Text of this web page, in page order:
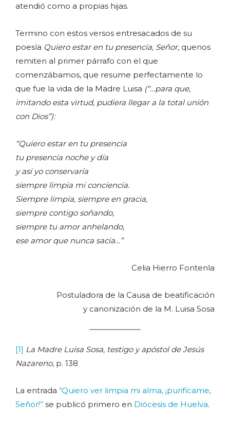
atendió como a propias hijas.
Termino con estos versos entresacados de su
poesía Quiero estar en tu presencia, Señor, quenos
remiten al primer párrafo con el que
comenzábamos, que resume perfectamente lo
que fue la vida de la Madre Luisa (“…para que,
imitando esta virtud, pudiera llegar a la total unión
con Dios”):
“Quiero estar en tu presencia
tu presencia noche y día
y así yo conservaría
siempre limpia mi conciencia.
Siempre limpia, siempre en gracia,
siempre contigo soñando,
siempre tu amor anhelando,
ese amor que nunca sacia…”
Celia Hierro Fontenla
Postuladora de la Causa de beatificación
y canonización de la M. Luisa Sosa
[1] La Madre Luisa Sosa, testigo y apóstol de Jesús
Nazareno, p. 138
La entrada “Quiero ver limpia mi alma, ¡purifícame,
Señor!” se publicó primero en Diócesis de Huelva.